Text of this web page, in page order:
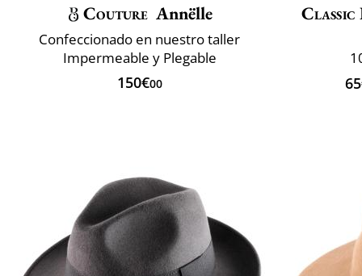
Couture Annëlle
Confeccionado en nuestro taller
Impermeable y Plegable
150€00